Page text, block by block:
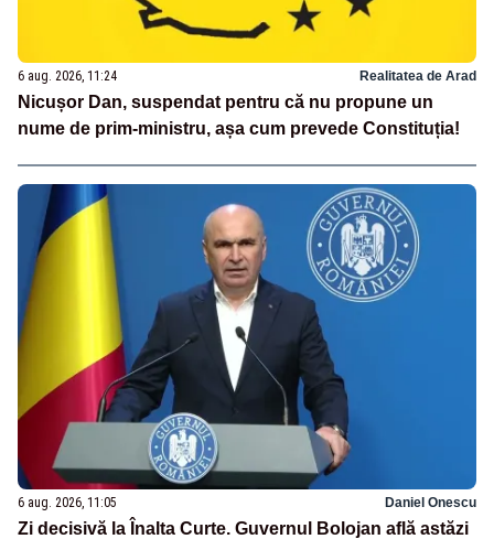
6 aug. 2026, 11:24 Realitatea de Arad
Nicușor Dan, suspendat pentru că nu propune un
nume de prim-ministru, așa cum prevede Constituția!
6 aug. 2026, 11:05 Daniel Onescu
Zi decisivă la Înalta Curte. Guvernul Bolojan află astăzi